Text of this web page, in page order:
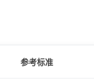
参考标准